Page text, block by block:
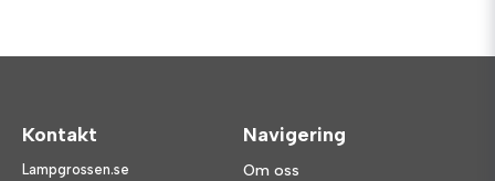
Kontakt
Lampgrossen.se
Navigering
Om oss